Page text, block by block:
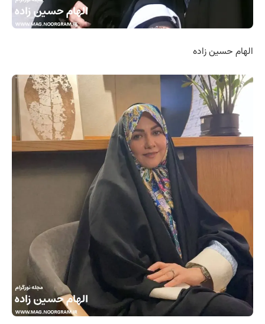
الهام حسین زاده